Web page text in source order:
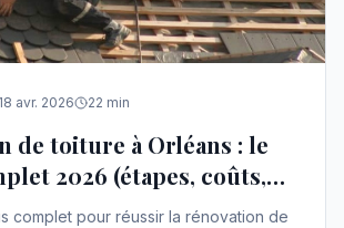
18 avr. 2026 22 min
de toiture à Orléans : le
2026 (étapes, coûts,
complet pour réussir la rénovation de